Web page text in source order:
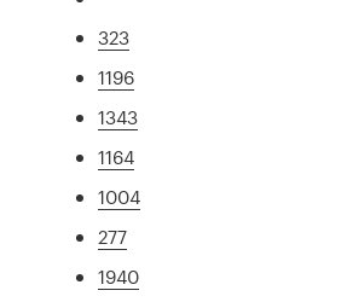
323
1196
1343
1164
1004
277
1940